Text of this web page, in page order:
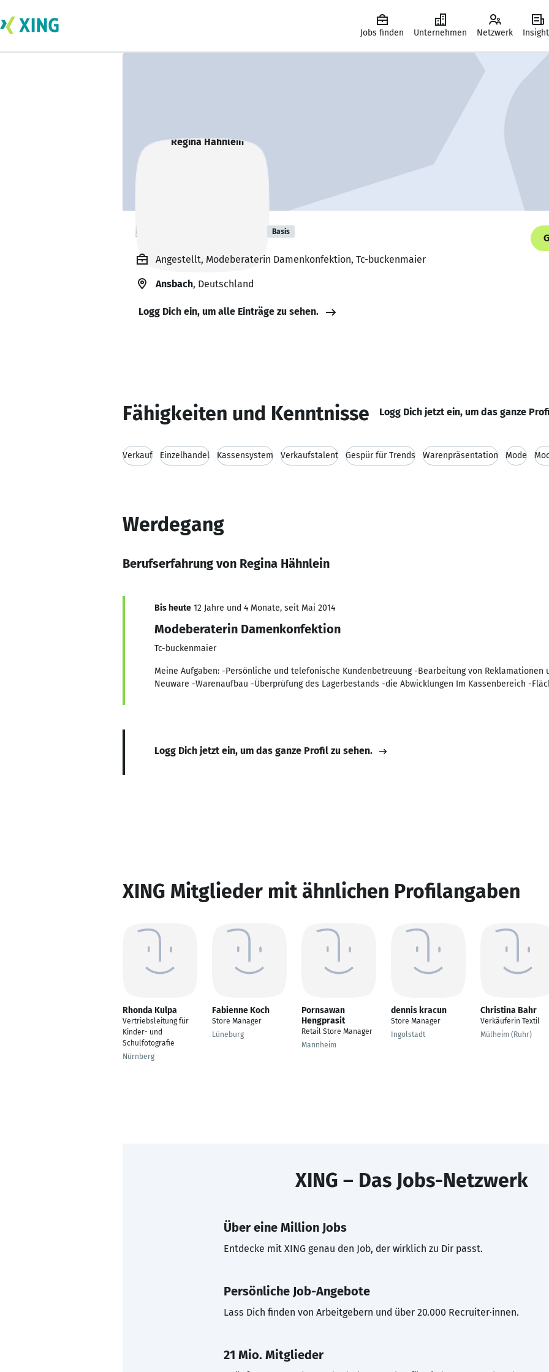
Jobs finden Unternehmen Netzwerk
Regina Hähnlein Basis
Angestellt, Modeberaterin Damenkonfektion, Tc-buckenmaier
Ansbach, Deutschland
Logg Dich ein, um alle Einträge zu sehen.
Fähigkeiten und Kenntnisse Logg Dich jetzt ein, um das ganze
Verkauf Einzelhandel Kassensystem Verkaufstalent Gespür für Trends Warenpräsentation Mode
Werdegang
Berufserfahrung von Regina Hähnlein
Bis heute 12 Jahre und 4 Monate, seit Mai 2014
Modeberaterin Damenkonfektion
Tc-buckenmaier
Meine Aufgaben: -Persönliche und telefonische Kundenbetreuung -Bearbeitung von Reklamationen
Neuware -Warenaufbau -Überprüfung des Lagerbestands -die Abwicklungen Im Kassenbereich -
Logg Dich jetzt ein, um das ganze Profil zu sehen.
XING Mitglieder mit ähnlichen Profilangaben
Rhonda Kulpa
Vertriebsleitung für
Kinder- und
Schulfotografie
Nürnberg
Fabienne Koch
Store Manager
Lüneburg
Pornsawan
Hengprasit
Retail Store Manager
Mannheim
dennis kracun
Store Manager
Ingolstadt
Christina Bahr
Verkäuferin Textil
Mülheim (Ruhr)
XING – Das Jobs-Netzwerk
Über eine Million Jobs
Entdecke mit XING genau den Job, der wirklich zu Dir passt.
Persönliche Job-Angebote
Lass Dich finden von Arbeitgebern und über 20.000 Recruiter·innen.
21 Mio. Mitglieder